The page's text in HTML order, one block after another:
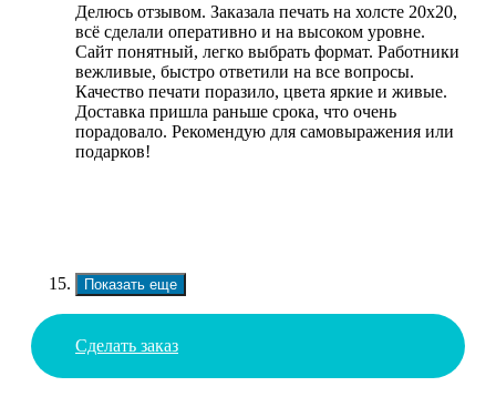
Делюсь отзывом. Заказала печать на холсте 20х20,
всё сделали оперативно и на высоком уровне.
Сайт понятный, легко выбрать формат. Работники
вежливые, быстро ответили на все вопросы.
Качество печати поразило, цвета яркие и живые.
Доставка пришла раньше срока, что очень
порадовало. Рекомендую для самовыражения или
подарков!
Показать еще
Сделать заказ